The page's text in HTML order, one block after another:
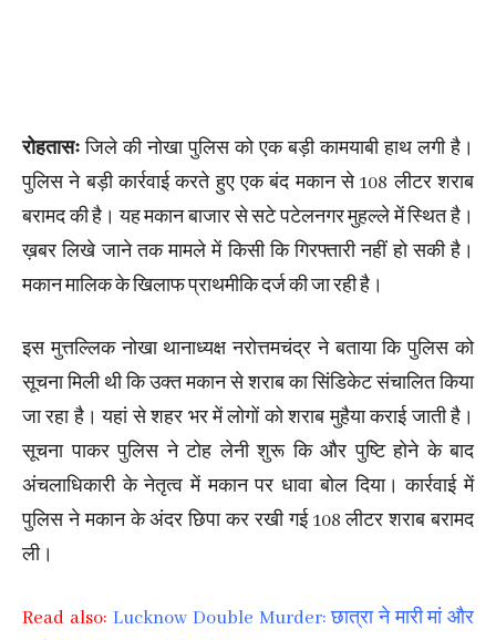
रोहतासःजिले की नोखा पुलिस को एक बड़ी कामयाबी हाथ लगी है।
पुलिस ने बड़ी कार्रवाई करते हुए एक बंद मकान से 108 लीटर शराब
बरामद की है। यह मकान बाजार से सटे पटेलनगर मुहल्ले में स्थित है।
ख़बर लिखे जाने तक मामले में किसी कि गिरफ्तारी नहीं हो सकी है।
मकान मालिक के खिलाफ प्राथमीकि दर्ज की जा रही है।
इस मुत्तल्लिक नोखा थानाध्यक्ष नरोत्तमचंद्र ने बताया कि पुलिस को
सूचना मिली थी कि उक्त मकान से शराब का सिंडिकेट संचालित किया
जा रहा है। यहां से शहर भर में लोगों को शराब मुहैया कराई जाती है।
सूचना पाकर पुलिस ने टोह लेनी शुरू कि और पुष्टि होने के बाद
अंचलाधिकारी के नेतृत्व में मकान पर धावा बोल दिया। कार्रवाई में
पुलिस ने मकान के अंदर छिपा कर रखी गई 108 लीटर शराब बरामद
ली।
Read also:Lucknow Double Murder: छात्रा ने मारी मां और